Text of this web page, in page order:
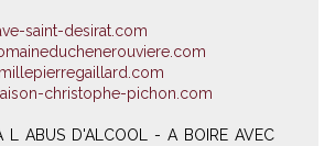
saint-desirat.com
christophe-pichon.com
L ABUS D'ALCOOL - A BOIRE AVEC